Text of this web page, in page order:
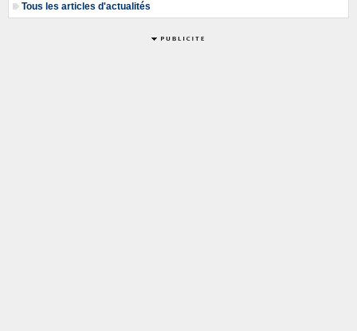
Tous les articles d'actualités